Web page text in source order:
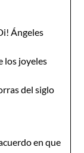
Ángeles
los joyeles
del siglo
en que